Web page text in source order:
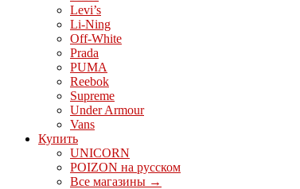
Levi’s
Li-Ning
Off-White
Prada
PUMA
Reebok
Supreme
Under Armour
Vans
Купить
UNICORN
POIZON на русском
Все магазины →